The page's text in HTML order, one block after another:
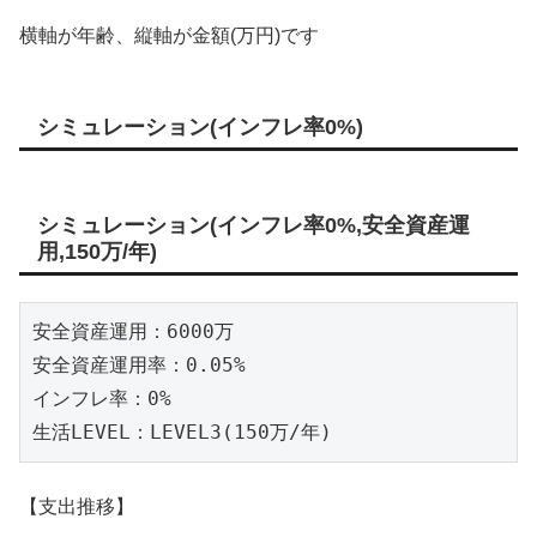
横軸が年齢、縦軸が金額(万円)です
シミュレーション(インフレ率0%)
シミュレーション(インフレ率0%,安全資産運
用,150万/年)
安全資産運用：6000万
安全資産運用率：0.05%
インフレ率：0%
生活LEVEL：LEVEL3(150万/年)
【支出推移】